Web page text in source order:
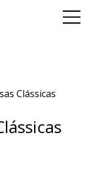
Clássicas